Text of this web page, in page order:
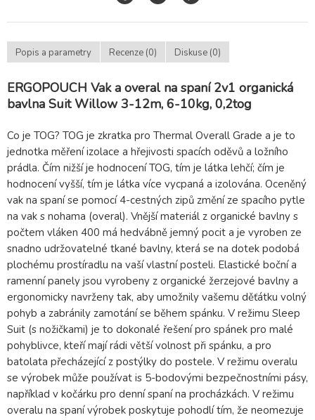
Popis a parametry Recenze (0) Diskuse (0)
ERGOPOUCH Vak a overal na spaní 2v1 organická
bavlna Suit Willow 3-12m, 6-10kg, 0,2tog
Co je TOG? TOG je zkratka pro Thermal Overall Grade a je to
jednotka měření izolace a hřejivosti spacích oděvů a ložního
prádla. Čím nižší je hodnocení TOG, tím je látka lehčí; čím je
hodnocení vyšší, tím je látka více vycpaná a izolována. Oceněný
vak na spaní se pomocí 4-cestných zipů změní ze spacího pytle
na vak s nohama (overal). Vnější materiál z organické bavlny s
počtem vláken 400 má hedvábně jemný pocit a je vyroben ze
snadno udržovatelné tkané bavlny, která se na dotek podobá
plochému prostíradlu na vaší vlastní posteli. Elastické boční a
ramenní panely jsou vyrobeny z organické žerzejové bavlny a
ergonomicky navrženy tak, aby umožnily vašemu děťátku volný
pohyb a zabránily zamotání se během spánku. V režimu Sleep
Suit (s nožičkami) je to dokonalé řešení pro spánek pro malé
pohyblivce, kteří mají rádi větší volnost při spánku, a pro
batolata přecházející z postýlky do postele. V režimu overalu
se výrobek může používat is 5-bodovými bezpečnostními pásy,
například v kočárku pro denní spaní na procházkách. V režimu
overalu na spaní výrobek poskytuje pohodlí tím, že neomezuje